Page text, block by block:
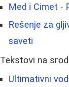
Med i Cimet -
Rešenje za
saveti
Tekstovi na
Ultimativni